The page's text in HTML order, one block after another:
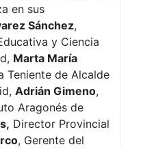
en sus
Sánchez,
y Ciencia
Marta María
Teniente de Alcalde
Adrián Gimeno,
Aragonés de
Director Provincial
, Gerente del